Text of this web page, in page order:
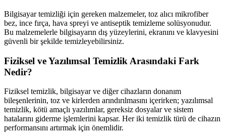
Bilgisayar temizliği için gereken malzemeler, toz alıcı mikrofiber
bez, ince fırça, hava spreyi ve antiseptik temizleme solüsyonudur.
Bu malzemelerle bilgisayarın dış yüzeylerini, ekranını ve klavyesini
güvenli bir şekilde temizleyebilirsiniz.
Fiziksel ve Yazılımsal Temizlik Arasındaki Fark
Nedir?
Fiziksel temizlik, bilgisayar ve diğer cihazların donanım
bileşenlerinin, toz ve kirlerden arındırılmasını içerirken; yazılımsal
temizlik, kötü amaçlı yazılımlar, gereksiz dosyalar ve sistem
hatalarını giderme işlemlerini kapsar. Her iki temizlik türü de cihazın
performansını artırmak için önemlidir.